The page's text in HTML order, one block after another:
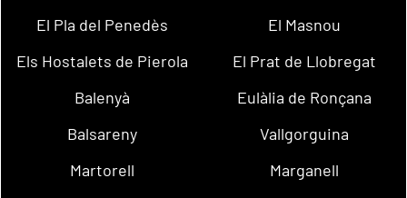
El Pla del Penedès
El Masnou
Els Hostalets de Pierola
El Prat de Llobregat
Balenyà
Eulàlia de Ronçana
Balsareny
Vallgorguina
Martorell
Marganell